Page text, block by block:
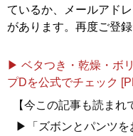
ているか、メールアド
があります。再度ご登録
▶ ベタつき・乾燥・ボ
プDを公式でチェック
【今この記事も読まれ
▶「ズボンとパンツを